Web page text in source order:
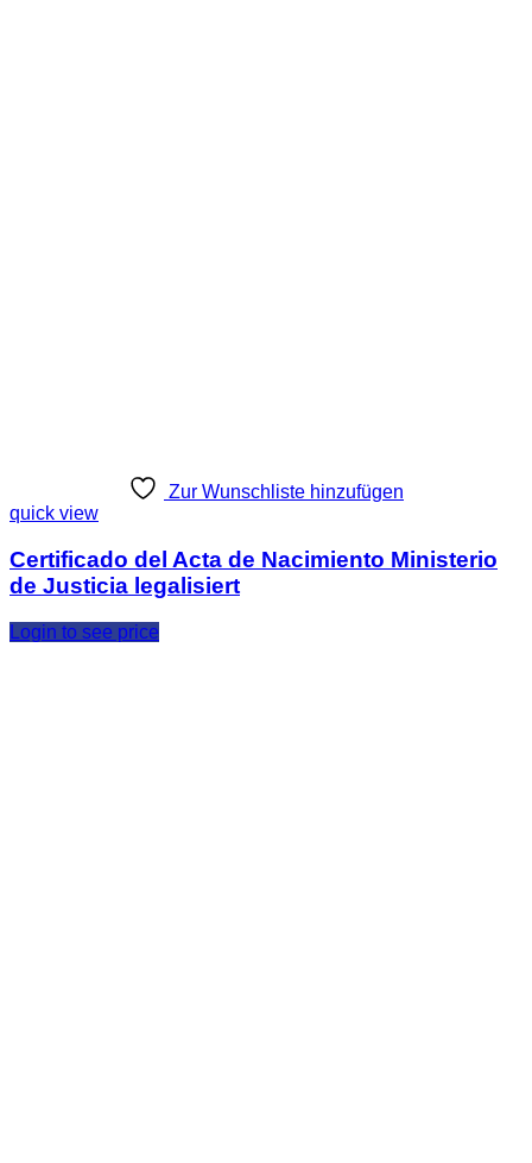
Zur Wunschliste hinzufügen
quick view
Certificado del Acta de Nacimiento Ministerio
de Justicia legalisiert
Login to see price